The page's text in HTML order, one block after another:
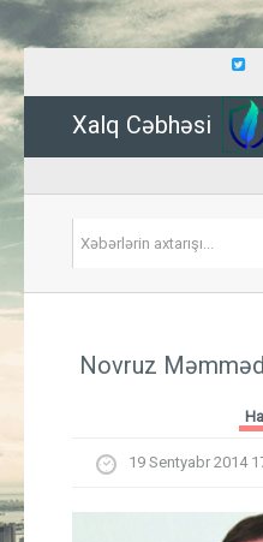
Xalq Cəbhəsi
Novruz
19 Sentyabr 2014